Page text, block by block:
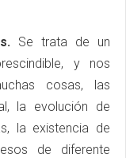
Se trata de un
y nos
cosas, las
la evolución de
la existencia de
de diferente